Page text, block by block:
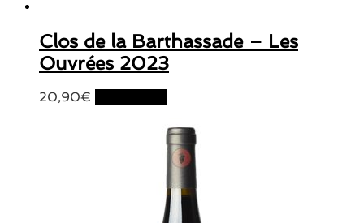
Clos de la Barthassade – Les
Ouvrées 2023
20,90€